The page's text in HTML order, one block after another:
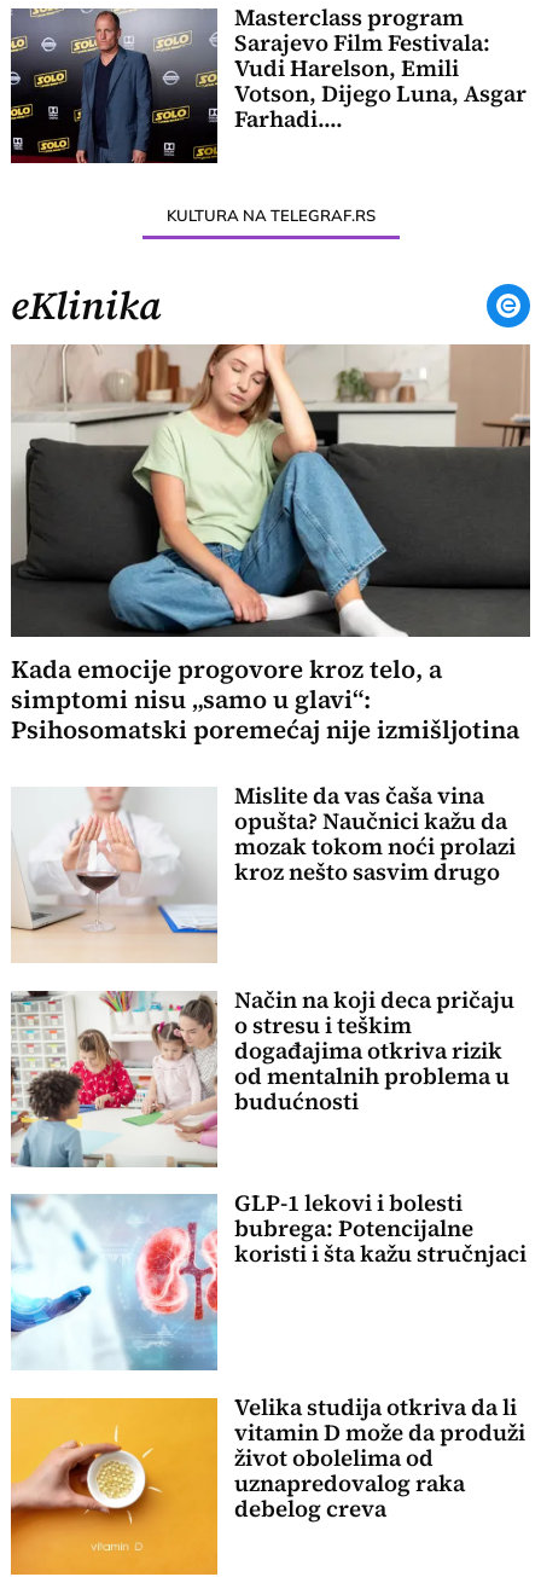
Masterclass program
Sarajevo Film Festivala:
Vudi Harelson, Emili
Votson, Dijego Luna, Asgar
Farhadi....
KULTURA NA TELEGRAF.RS
eKlinika
Kada emocije progovore kroz telo, a
simptomi nisu „samo u glavi“:
Psihosomatski poremećaj nije izmišljotina
Mislite da vas čaša vina
opušta? Naučnici kažu da
mozak tokom noći prolazi
kroz nešto sasvim drugo
Način na koji deca pričaju
o stresu i teškim
događajima otkriva rizik
od mentalnih problema u
budućnosti
GLP-1 lekovi i bolesti
bubrega: Potencijalne
koristi i šta kažu stručnjaci
Velika studija otkriva da li
vitamin D može da produži
život obolelima od
uznapredovalog raka
debelog creva